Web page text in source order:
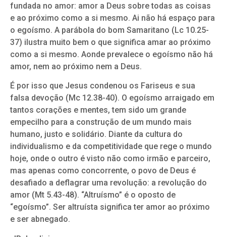
fundada no amor: amor a Deus sobre todas as coisas
e ao próximo como a si mesmo. Ai não há espaço para
o egoísmo. A parábola do bom Samaritano (Lc 10.25-
37) ilustra muito bem o que significa amar ao próximo
como a si mesmo. Aonde prevalece o egoísmo não há
amor, nem ao próximo nem a Deus.
É por isso que Jesus condenou os Fariseus e sua
falsa devoção (Mc 12.38-40). O egoísmo arraigado em
tantos corações e mentes, tem sido um grande
empecilho para a construção de um mundo mais
humano, justo e solidário. Diante da cultura do
individualismo e da competitividade que rege o mundo
hoje, onde o outro é visto não como irmão e parceiro,
mas apenas como concorrente, o povo de Deus é
desafiado a deflagrar uma revolução: a revolução do
amor (Mt 5.43-48). “Altruísmo” é o oposto de
“egoísmo”. Ser altruísta significa ter amor ao próximo
e ser abnegado.